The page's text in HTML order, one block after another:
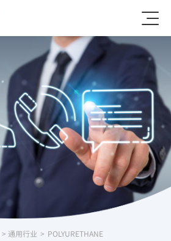
> 通用行业 > POLYURETHANE